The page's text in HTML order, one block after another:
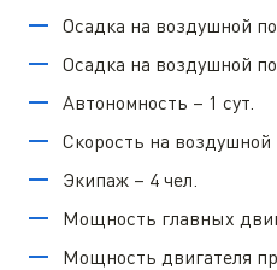
Осадка на воздушной
Осадка на воздушной
Автономность – 1 сут.
Скорость на
Экипаж – 4 чел.
Мощность главных
Мощность двигателя